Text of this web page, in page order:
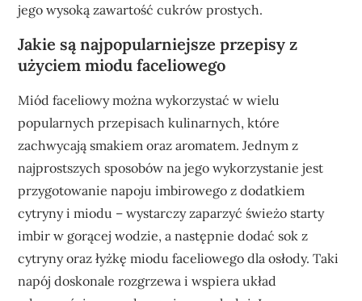
jego wysoką zawartość cukrów prostych.
Jakie są najpopularniejsze przepisy z
użyciem miodu faceliowego
Miód faceliowy można wykorzystać w wielu
popularnych przepisach kulinarnych, które
zachwycają smakiem oraz aromatem. Jednym z
najprostszych sposobów na jego wykorzystanie jest
przygotowanie napoju imbirowego z dodatkiem
cytryny i miodu – wystarczy zaparzyć świeżo starty
imbir w gorącej wodzie, a następnie dodać sok z
cytryny oraz łyżkę miodu faceliowego dla osłody. Taki
napój doskonale rozgrzewa i wspiera układ